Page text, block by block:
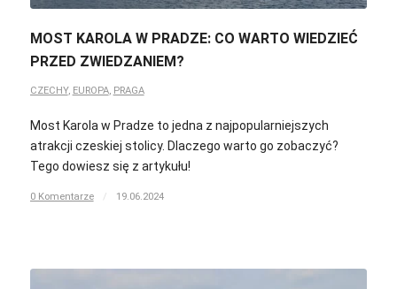
MOST KAROLA W PRADZE: CO WARTO WIEDZIEĆ
PRZED ZWIEDZANIEM?
CZECHY, EUROPA, PRAGA
Most Karola w Pradze to jedna z najpopularniejszych
atrakcji czeskiej stolicy. Dlaczego warto go zobaczyć?
Tego dowiesz się z artykułu!
0 Komentarze / 19.06.2024